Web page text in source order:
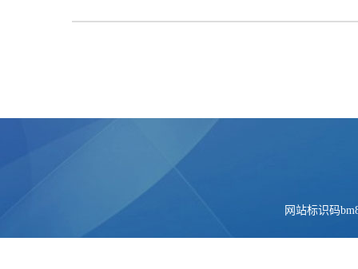
网站标识码